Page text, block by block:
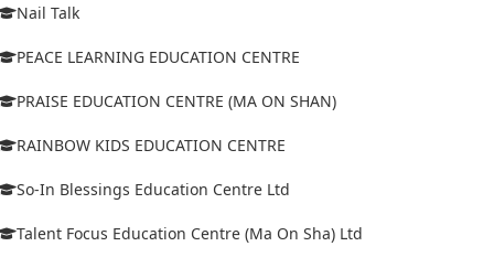
Nail Talk
PEACE LEARNING EDUCATION CENTRE
PRAISE EDUCATION CENTRE (MA ON SHAN)
RAINBOW KIDS EDUCATION CENTRE
So-In Blessings Education Centre Ltd
Talent Focus Education Centre (Ma On Sha) Ltd